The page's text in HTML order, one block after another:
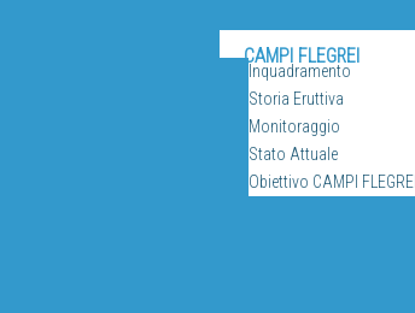
CAMPI FLEGREI
Inquadramento
Storia Eruttiva
Monitoraggio
Stato Attuale
Obiettivo CAMPI FLEGREI